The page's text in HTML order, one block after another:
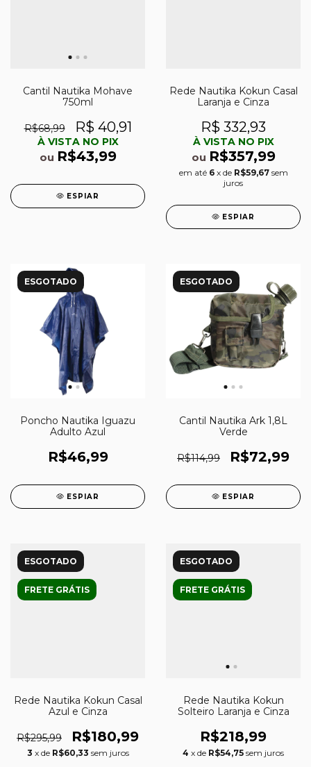
Cantil Nautika Mohave
750ml
R$68,99 R$ 40,91
À VISTA NO PIX
ou R$43,99
ESPIAR
Rede Nautika Kokun Casal
Laranja e Cinza
R$ 332,93
À VISTA NO PIX
ou R$357,99
em até 6 x de R$59,67 sem
juros
ESPIAR
ESGOTADO
Poncho Nautika Iguazu
Adulto Azul
R$46,99
ESPIAR
ESGOTADO
Cantil Nautika Ark 1,8L
Verde
R$114,99 R$72,99
ESPIAR
ESGOTADO
FRETE GRÁTIS
Rede Nautika Kokun Casal
Azul e Cinza
R$295,99 R$180,99
3 x de R$60,33 sem juros
ESGOTADO
FRETE GRÁTIS
Rede Nautika Kokun
Solteiro Laranja e Cinza
R$218,99
4 x de R$54,75 sem juros